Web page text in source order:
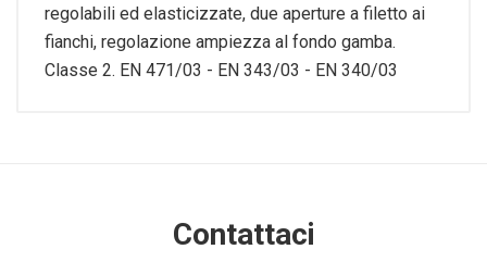
regolabili ed elasticizzate, due aperture a filetto ai
fianchi, regolazione ampiezza al fondo gamba.
Classe 2. EN 471/03 - EN 343/03 - EN 340/03
Contattaci